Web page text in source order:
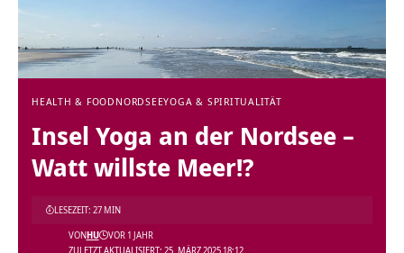
HEALTH & FOOD NORDSEEYOGA & SPIRITUALITÄT
Insel Yoga an der Nordsee –
Watt willste Meer!?
VONHU VOR 1 JAHR
LESEZEIT: 27 MIN